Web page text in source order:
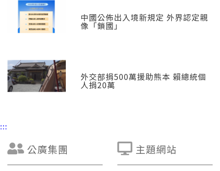
中國公佈出入境新規定 外界認定親
像「鎖國」
外交部捐500萬援助熊本 賴總統個
人捐20萬
:::
公廣集團 主題網站